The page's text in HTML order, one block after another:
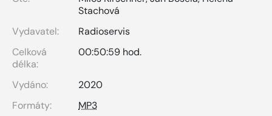
Stachová
Vydavatel:
Radioservis
Celková
délka:
00:50:59 hod.
Vydáno:
2020
Formáty:
MP3